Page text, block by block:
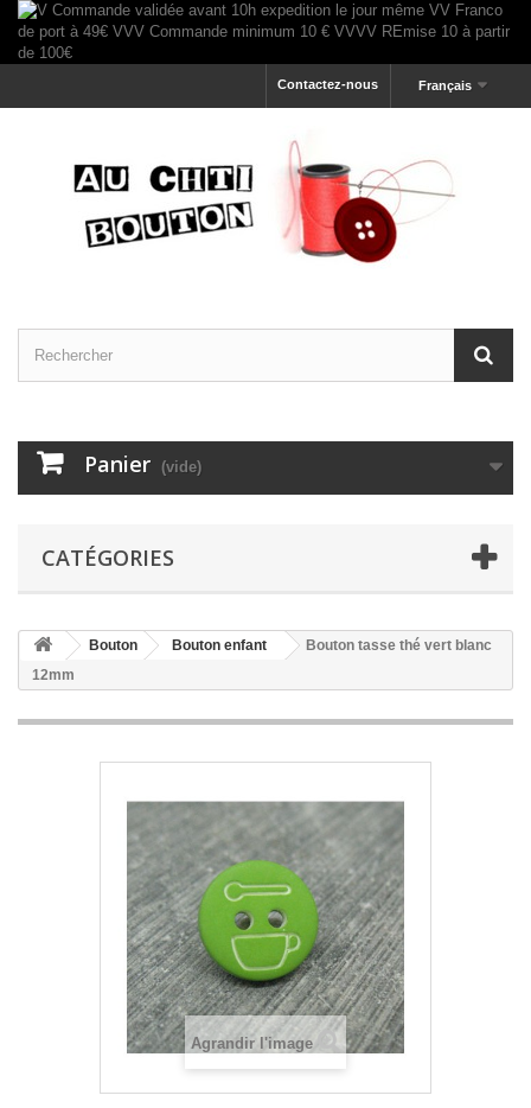
Français
Contactez-nous
Panier (vide)
CATÉGORIES
Bouton Bouton enfant
Bouton tasse thé vert blanc
12mm
Agrandir l'image